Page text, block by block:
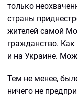
только
страны
жителей самой
гражданство.
и на Украине.
Тем не менее,
ничего не